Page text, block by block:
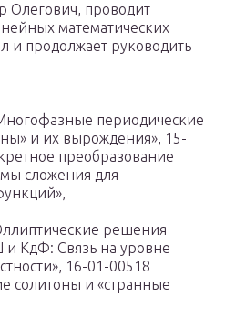
Олегович, проводит
математических
и продолжает руководить
периодические
и их вырождения», 15-
преобразование
сложения для
решения
КдФ: Связь на уровне
16-01-00518
солитоны и «странные